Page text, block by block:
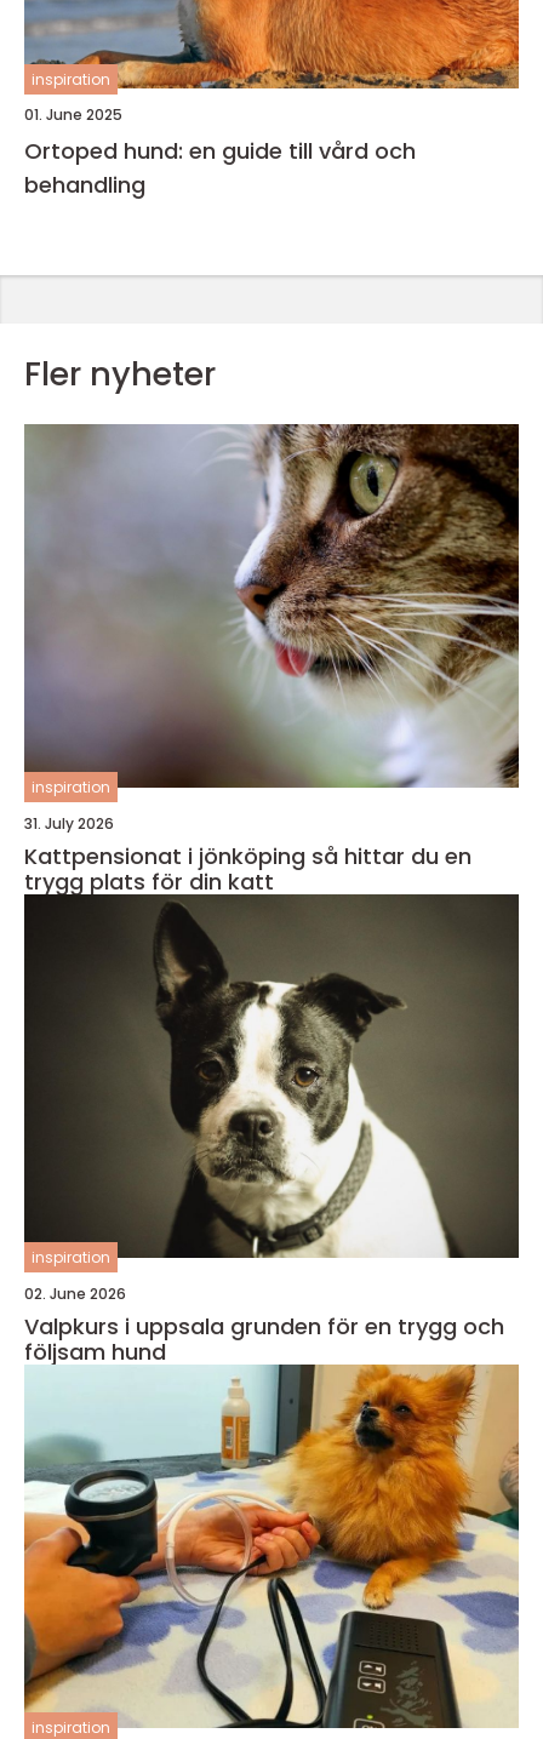
inspiration
01. June 2025
Ortoped hund: en guide till vård och
behandling
Fler nyheter
inspiration
31. July 2026
Kattpensionat i jönköping så hittar du en
trygg plats för din katt
inspiration
02. June 2026
Valpkurs i uppsala grunden för en trygg och
följsam hund
inspiration